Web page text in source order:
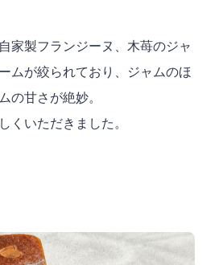
家製フランジーヌ、木苺のジャ
ムが絞られており、ジャムのほ
の甘さが絶妙。
くいただきました。